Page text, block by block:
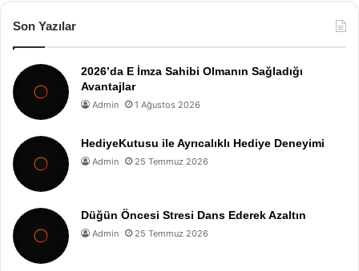
Son Yazılar
2026’da E İmza Sahibi Olmanın Sağladığı
Avantajlar
Admin 1 Ağustos 2026
HediyeKutusu ile Ayrıcalıklı Hediye Deneyimi
Admin 25 Temmuz 2026
Düğün Öncesi Stresi Dans Ederek Azaltın
Admin 25 Temmuz 2026